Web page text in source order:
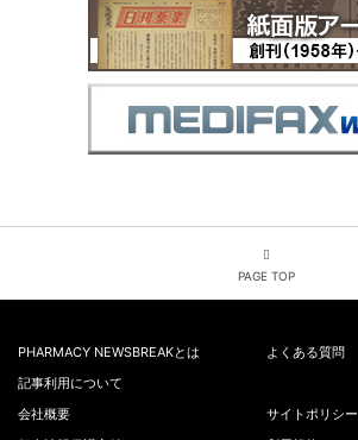
PAGE TOP
PHARMACY NEWSBREAKとは
よくある質問
記事利用について
会社概要
サイトポリシー